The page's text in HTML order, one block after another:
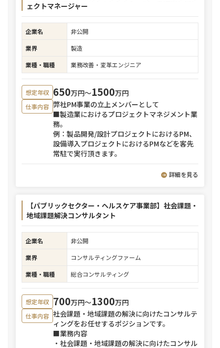
ェクトマネージャー
企業名
非公開
業界
製造
業種・職種
業務改善・変革エンジニア
想定年収 650万円〜1500万円
仕事内容 弊社PM事業の立上メンバーとして
■製造業におけるプロジェクトマネジメント業
務。
例：製品開発/設計プロジェクトにおけるPM、
設備導入プロジェクトにおけるPMなどを客先
常駐で実行頂きます。
詳細を見る
【パブリックセクター・ヘルスケア事業部】社会課題・
地域課題解決コンサルタント
企業名
非公開
業界
コンサルティングファーム
業種・職種
総合コンサルティング
想定年収 700万円〜1300万円
仕事内容 社会課題・地域課題の解決に向けたコンサルテ
ィングをお任せするポジションです。
■業務内容
・社会課題・地域課題の解決に向けたコンサル